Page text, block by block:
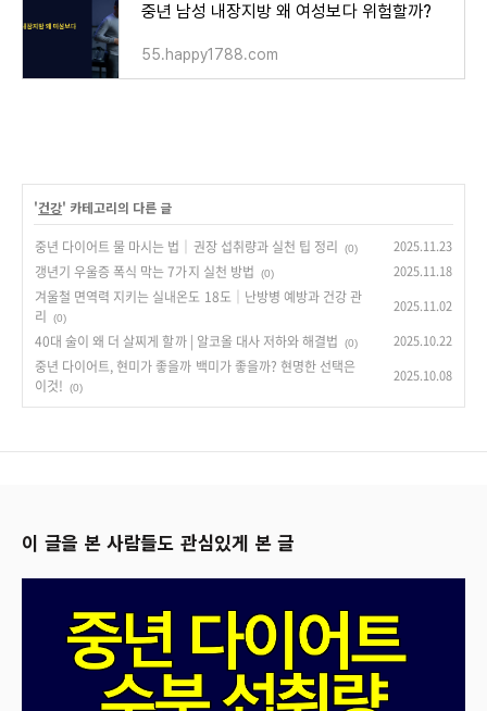
중년 남성 내장지방 왜 여성보다 위험할까?
55.happy1788.com
'건강' 카테고리의 다른 글
중년 다이어트 물 마시는 법｜권장 섭취량과 실천 팁 정리 (0) 2025.11.23
갱년기 우울증 폭식 막는 7가지 실천 방법 (0) 2025.11.18
겨울철 면역력 지키는 실내온도 18도｜난방병 예방과 건강 관
리
(0)
2025.11.02
40대 술이 왜 더 살찌게 할까 | 알코올 대사 저하와 해결법 (0) 2025.10.22
중년 다이어트, 현미가 좋을까 백미가 좋을까? 현명한 선택은
이것!
(0)
2025.10.08
이 글을 본 사람들도 관심있게 본 글